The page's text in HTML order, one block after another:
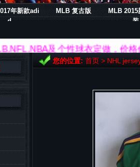
年新款adi
d..
MLB 复古版
MLB 2015
装
及个性球衣定做，价格
您的位置: 首页 > NHL